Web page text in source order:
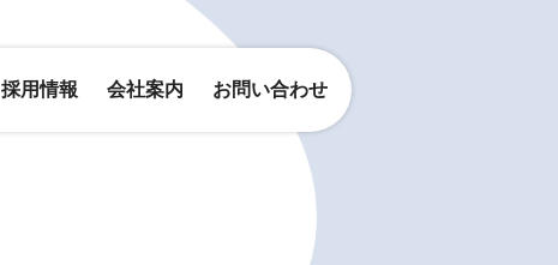
採用情報 会社案内 お問い合わせ